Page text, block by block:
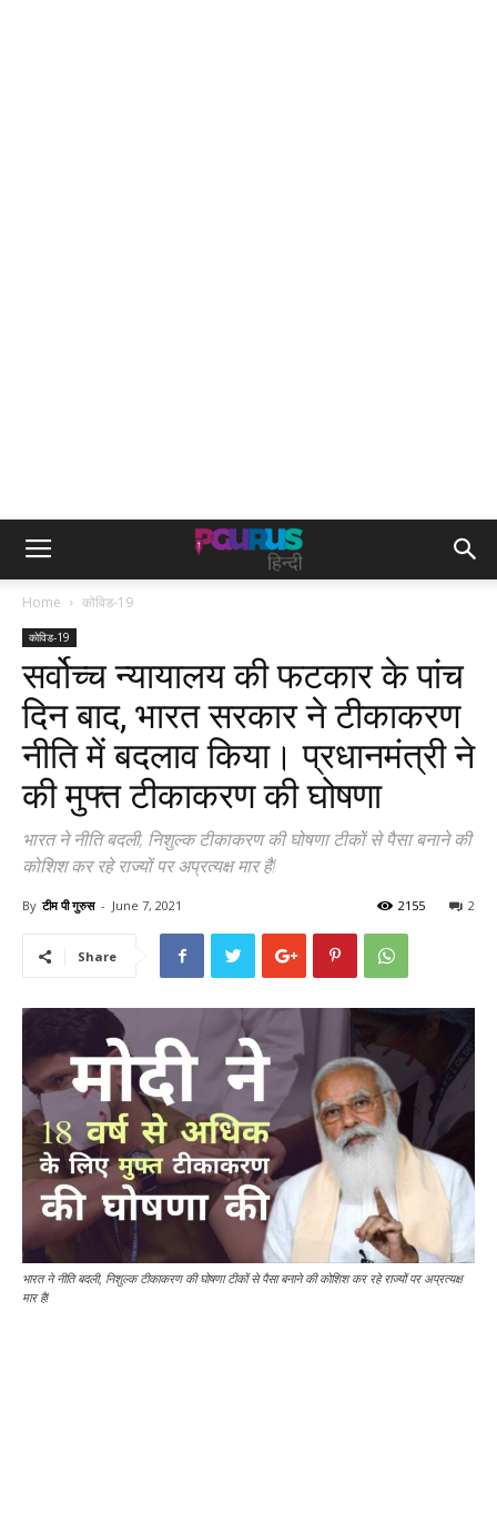
Home कोविड-19
कोविड-19
सर्वोच्च न्यायालय की फटकार के पांच
दिन बाद, भारत सरकार ने टीकाकरण
नीति में बदलाव किया। प्रधानमंत्री ने
की मुफ्त टीकाकरण की घोषणा
भारत ने नीति बदली, निशुल्क टीकाकरण की घोषणा टीकों से पैसा बनाने की
कोशिश कर रहे राज्यों पर अप्रत्यक्ष मार है!
By टीम पी गुरुस - June 7, 2021 2
2155
Share
भारत ने नीति बदली, निशुल्क टीकाकरण की घोषणा टीकों से पैसा बनाने की कोशिश कर रहे राज्यों पर अप्रत्यक्ष
मार है!